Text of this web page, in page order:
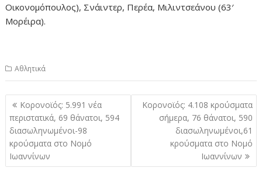
Οικονομόπουλος), Σνάιντερ, Περέα, Μιλιντσεάνου (63′
Μορέιρα).
Αθλητικά
Πλοήγηση
άρθρων
Κορονοϊός: 5.991 νέα
περιστατικά, 69 θάνατοι, 594
διασωληνωμένοι-98
κρούσματα στο Νομό
Ιωαννίνων
Κορονοϊός: 4.108 κρούσματα
σήμερα, 76 θάνατοι, 590
διασωληνωμένοι,61
κρούσματα στο Νομό
Ιωαννίνων